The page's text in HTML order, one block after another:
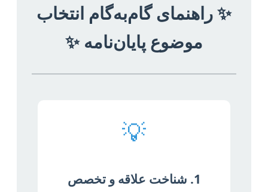
✨ راهنمای گام‌به‌گام انتخاب
موضوع پایان‌نامه ✨
💡
1. شناخت علاقه و تخصص